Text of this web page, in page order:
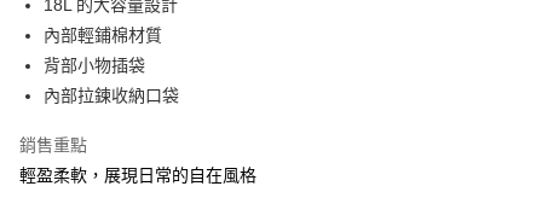
【繳款方式說明】
1.分期款項不併入電信帳單，「大哥付你分期」於每月結算日後寄送繳費提
2.透過簡訊連結打開帳單後，可選擇「超商條碼／台灣大直營門市／銀行轉
帳／街口支付／iPASS MONEY」等通路繳費。
【注意事項】
用戶於交易時，得透過本服務購買商品或服務，並由商店將買賣／分期付款
每筆NT$100，滿NT$1,000(含以上)免運費
每筆NT$80，滿NT$490(含以上)免運費
18L 的大容量設計
內部輕鋪棉材質
背部小物插袋
內部拉鍊收納口袋
銷售重點
輕盈柔軟，展現日常的自在風格